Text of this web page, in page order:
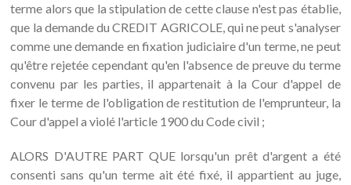
terme alors que la stipulation de cette clause n'est pas établie,
que la demande du CREDIT AGRICOLE, qui ne peut s'analyser
comme une demande en fixation judiciaire d'un terme, ne peut
qu'être rejetée cependant qu'en l'absence de preuve du terme
convenu par les parties, il appartenait à la Cour d'appel de
fixer le terme de l'obligation de restitution de l'emprunteur, la
Cour d'appel a violé l'article 1900 du Code civil ;
ALORS D'AUTRE PART QUE lorsqu'un prêt d'argent a été
consenti sans qu'un terme ait été fixé, il appartient au juge,